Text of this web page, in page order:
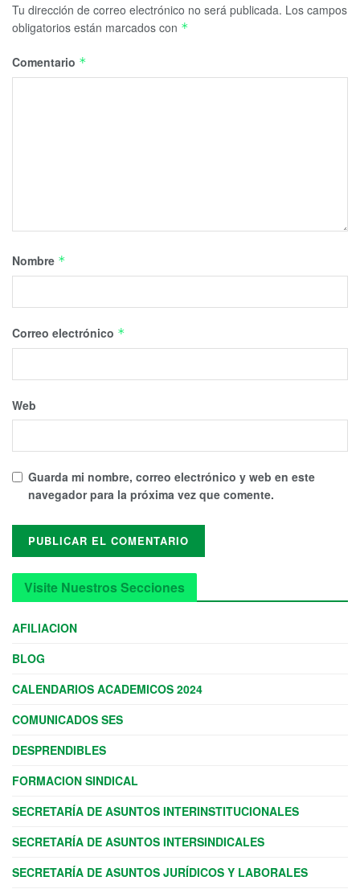
Tu dirección de correo electrónico no será publicada. Los campos
obligatorios están marcados con *
Comentario *
Nombre *
Correo electrónico *
Web
Guarda mi nombre, correo electrónico y web en este
navegador para la próxima vez que comente.
Visite Nuestros Secciones
AFILIACION
BLOG
CALENDARIOS ACADEMICOS 2024
COMUNICADOS SES
DESPRENDIBLES
FORMACION SINDICAL
SECRETARÍA DE ASUNTOS INTERINSTITUCIONALES
SECRETARÍA DE ASUNTOS INTERSINDICALES
SECRETARÍA DE ASUNTOS JURÍDICOS Y LABORALES